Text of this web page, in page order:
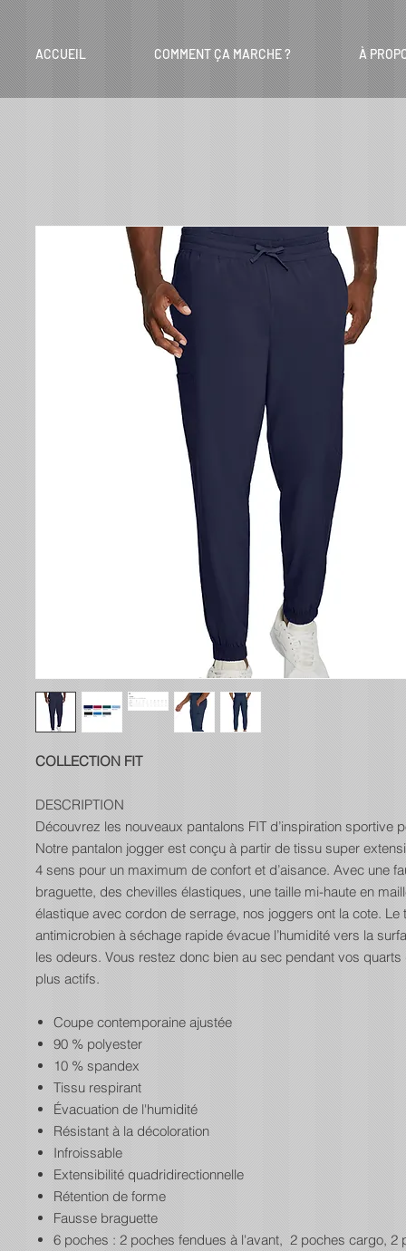
ACCUEIL COMMENT ÇA MARCHE ? À
COLLECTION FIT
DESCRIPTION
Découvrez les nouveaux pantalons FIT d’inspiration sportive
Notre pantalon jogger est conçu à partir de tissu super
4 sens pour un maximum de confort et d’aisance. Avec une
braguette, des chevilles élastiques, une taille mi-haute en
élastique avec cordon de serrage, nos joggers ont la cote. Le
antimicrobien à séchage rapide évacue l’humidité vers la
les odeurs. Vous restez donc bien au sec pendant vos quarts
plus actifs.
Coupe contemporaine ajustée
90 % polyester
10 % spandex
Tissu respirant
Évacuation de l'humidité
Résistant à la décoloration
Infroissable
Extensibilité quadridirectionnelle
Rétention de forme
Fausse braguette
6 poches : 2 poches fendues à l'avant, 2 poches cargo, 2